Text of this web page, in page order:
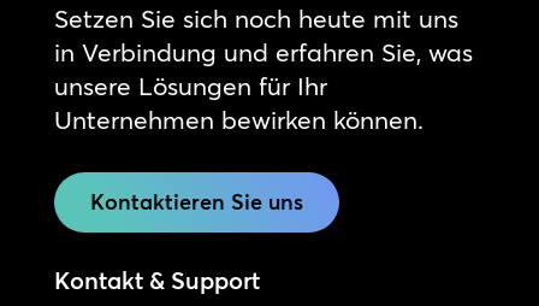
Setzen Sie sich noch heute mit uns
in Verbindung und erfahren Sie, was
unsere Lösungen für Ihr
Unternehmen bewirken können.
Kontaktieren Sie uns
Kontakt & Support